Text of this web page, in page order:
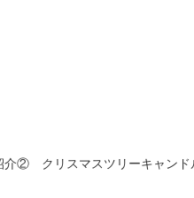
② クリスマスツリーキャンド